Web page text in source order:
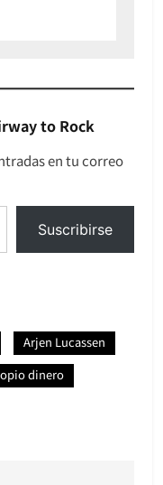
to Rock
en tu correo
Suscribirse
Arjen Lucassen
dinero